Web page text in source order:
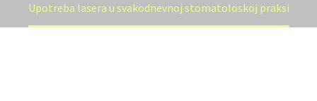
Upotreba lasera u svakodnevnoj stomatoloskoj praksi